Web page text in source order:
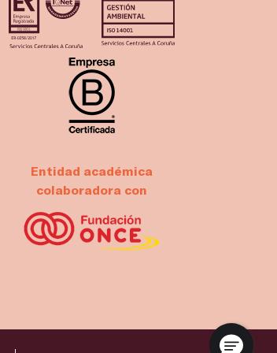
Entidad académica
colaboradora con